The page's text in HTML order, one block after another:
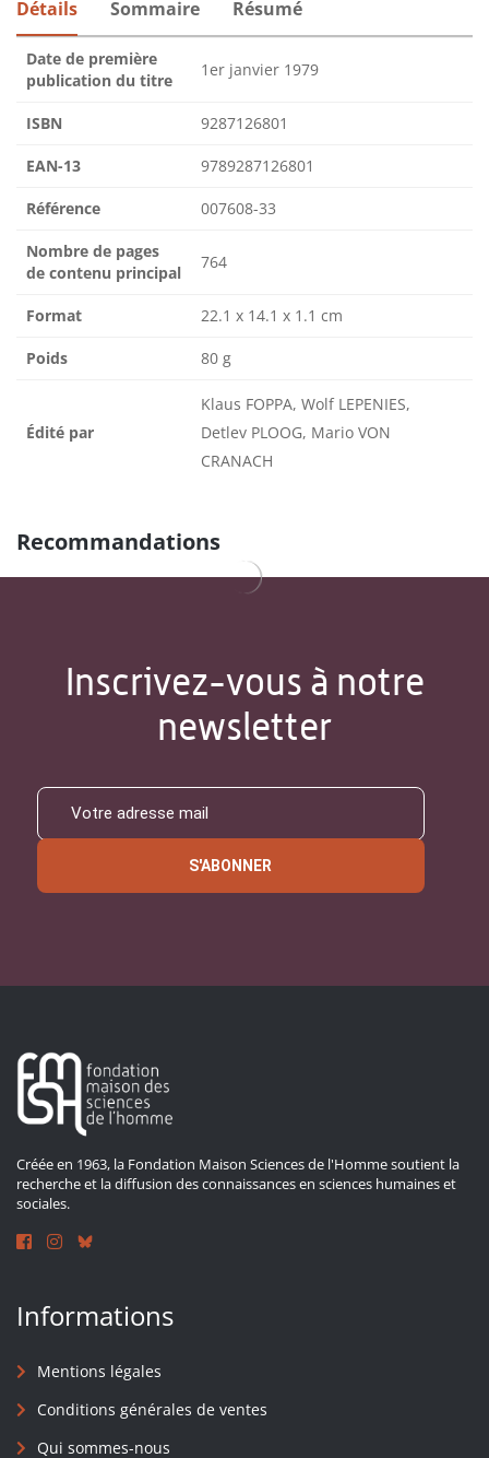
Détails Sommaire Résumé
Date de première
publication du titre
1er janvier 1979
ISBN 9287126801
EAN-13 9789287126801
Référence 007608-33
Nombre de pages
de contenu principal
764
Format 22.1 x 14.1 x 1.1 cm
Poids 80 g
Édité par
Klaus FOPPA, Wolf LEPENIES,
Detlev PLOOG, Mario VON
CRANACH
Recommandations
Inscrivez-vous à notre
newsletter
S'ABONNER
Créée en 1963, la Fondation Maison Sciences de l'Homme soutient la
recherche et la diffusion des connaissances en sciences humaines et
sociales.
Informations
Mentions légales
Conditions générales de ventes
Qui sommes-nous